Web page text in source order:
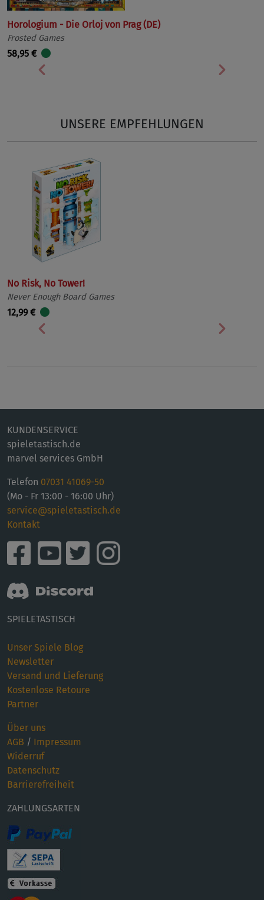
Horologium - Die Orloj von Prag (DE)
Frosted Games
58,95 €
Vorherige
UNSERE EMPFEHLUNGEN
No Risk, No Tower!
Never Enough Board Games
12,99 €
Vorherige
KUNDENSERVICE
spieletastisch.de
marvel services GmbH
Telefon 07031 41069-50
(Mo - Fr 13:00 - 16:00 Uhr)
service@spieletastisch.de
Kontakt
SPIELETASTISCH
Unser Spiele Blog
Newsletter
Versand und Lieferung
Kostenlose Retoure
Partner
Über uns
AGB / Impressum
Widerruf
Datenschutz
Barrierefreiheit
ZAHLUNGSARTEN